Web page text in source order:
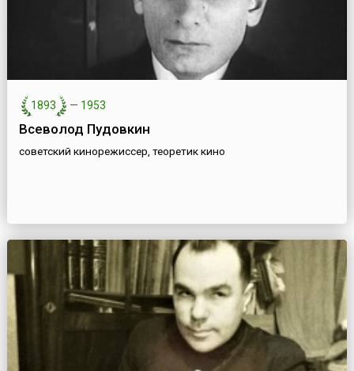
1893 — 1953
Всеволод Пудовкин
советский кинорежиссер, теоретик кино